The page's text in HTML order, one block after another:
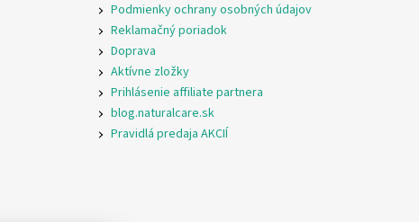
Podmienky ochrany osobných údajov
Reklamačný poriadok
Doprava
Aktívne zložky
Prihlásenie affiliate partnera
blog.naturalcare.sk
Pravidlá predaja AKCIÍ